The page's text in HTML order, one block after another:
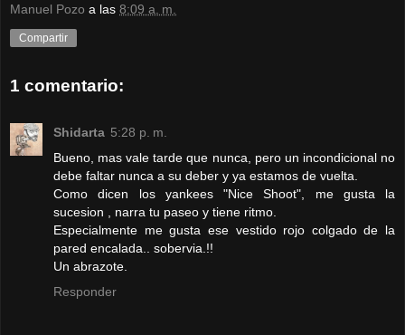
Manuel Pozo a las 8:09 a. m.
Compartir
1 comentario:
Shidarta 5:28 p. m.
Bueno, mas vale tarde que nunca, pero un incondicional no
debe faltar nunca a su deber y ya estamos de vuelta.
Como dicen los yankees "Nice Shoot", me gusta la
sucesion , narra tu paseo y tiene ritmo.
Especialmente me gusta ese vestido rojo colgado de la
pared encalada.. sobervia.!!
Un abrazote.
Responder